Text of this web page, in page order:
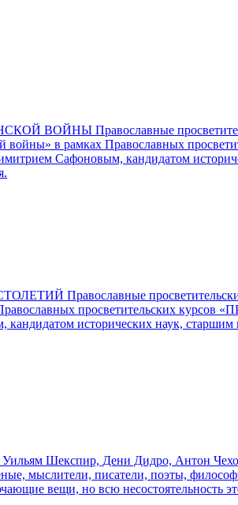
ВОЙНЫ Православные
войны» в рамках Православных
Сафоновым, кандидатом
Православные
просветительских
исторических наук,
Уильям Шекспир, Дени Дидро, Антон
мыслители, писатели, поэты,
вещи, но всю несостоятельность